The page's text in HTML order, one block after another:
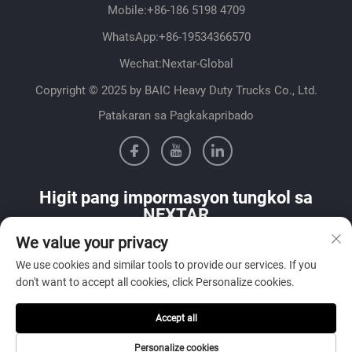
Mobile:+86-186 5198 4709
WhatsApp:+86-19534366570
Wechat:Nextar-Global
Copyright © 2025 by BAIC Heavy Duty Trucks Co., Ltd.
Patakaran sa Pagkakapribado
Higit pang impormasyon tungkol sa
NEXTAR
Makipag-ugnayan sa aming sales team sa iyong bansa
Isumite
We value your privacy
We use cookies and similar tools to provide our services. If you
don't want to accept all cookies, click Personalize cookies.
Personalize cookies
Accept all